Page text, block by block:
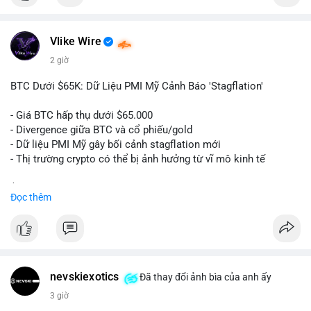
#vlikevn #titanbot
📰 Nguồn: Cointelegraph
Vlike Wire
2 giờ
BTC Dưới $65K: Dữ Liệu PMI Mỹ Cảnh Báo 'Stagflation'
- Giá BTC hấp thụ dưới $65.000
- Divergence giữa BTC và cổ phiếu/gold
- Dữ liệu PMI Mỹ gây bối cảnh stagflation mới
- Thị trường crypto có thể bị ảnh hưởng từ vĩ mô kinh tế
Đọc thêm
nevskiexotics Đã thay đổi ảnh bìa của anh ấy
3 giờ